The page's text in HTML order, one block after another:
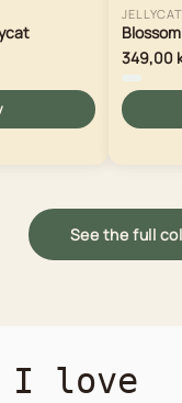
JELLYCAT
349,00
See the full
I love